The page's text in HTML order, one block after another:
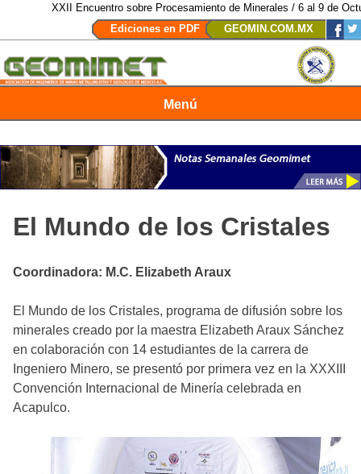
XXII Encuentro sobre Procesamiento de Minerales / 6 al 9 de
Ediciones en PDF
GEOMIN.COM.MX
Menú
El Mundo de los Cristales
Coordinadora: M.C. Elizabeth Araux
El Mundo de los Cristales, programa de difusión sobre los
minerales creado por la maestra Elizabeth Araux Sánchez
en colaboración con 14 estudiantes de la carrera de
Ingeniero Minero, se presentó por primera vez en la XXXIII
Convención Internacional de Minería celebrada en
Acapulco.